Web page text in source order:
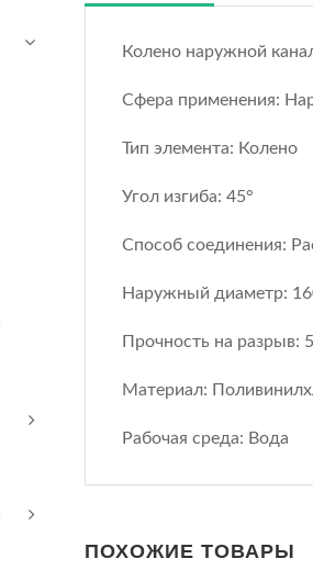
Колено наружной
Сфера применения:
Тип элемента: Колено
Угол изгиба: 45°
Способ соединения:
Наружный диаметр:
Прочность на разрыв:
Материал:
Рабочая среда: Вода
ПОХОЖИЕ ТОВАРЫ